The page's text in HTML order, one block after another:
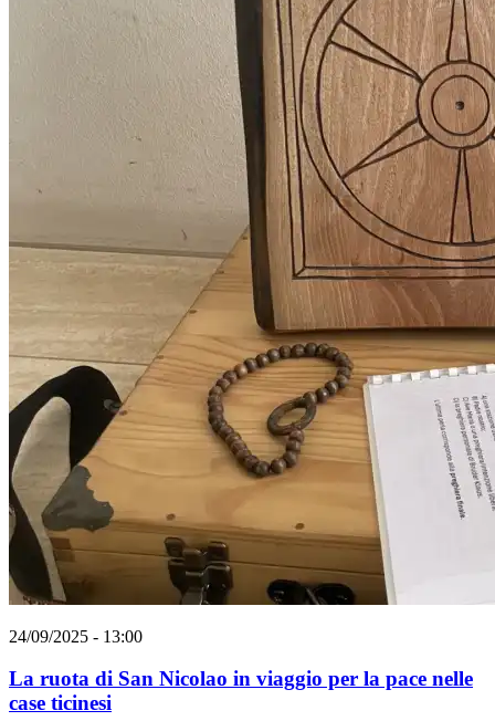
24/09/2025 - 13:00
La ruota di San Nicolao in viaggio per la pace nelle
case ticinesi